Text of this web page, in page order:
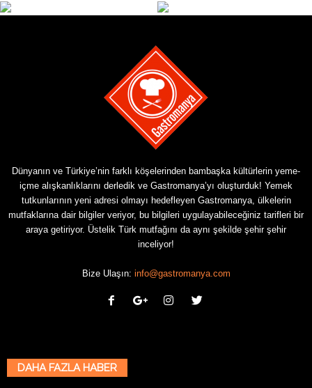
Dünyanın ve Türkiye’nin farklı köşelerinden bambaşka kültürlerin yeme-
içme alışkanlıklarını derledik ve Gastromanya’yı oluşturduk! Yemek
tutkunlarının yeni adresi olmayı hedefleyen Gastromanya, ülkelerin
mutfaklarına dair bilgiler veriyor, bu bilgileri uygulayabileceğiniz tarifleri bir
araya getiriyor. Üstelik Türk mutfağını da aynı şekilde şehir şehir
inceliyor!
Bize Ulaşın: info@gastromanya.com
DAHA FAZLA HABER